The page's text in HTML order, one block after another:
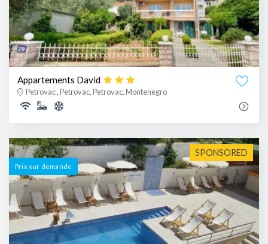
Appartements David
Petrovac , Petrovac, Petrovac, Montenegro
SPONSORED
Prix ​​sur demande